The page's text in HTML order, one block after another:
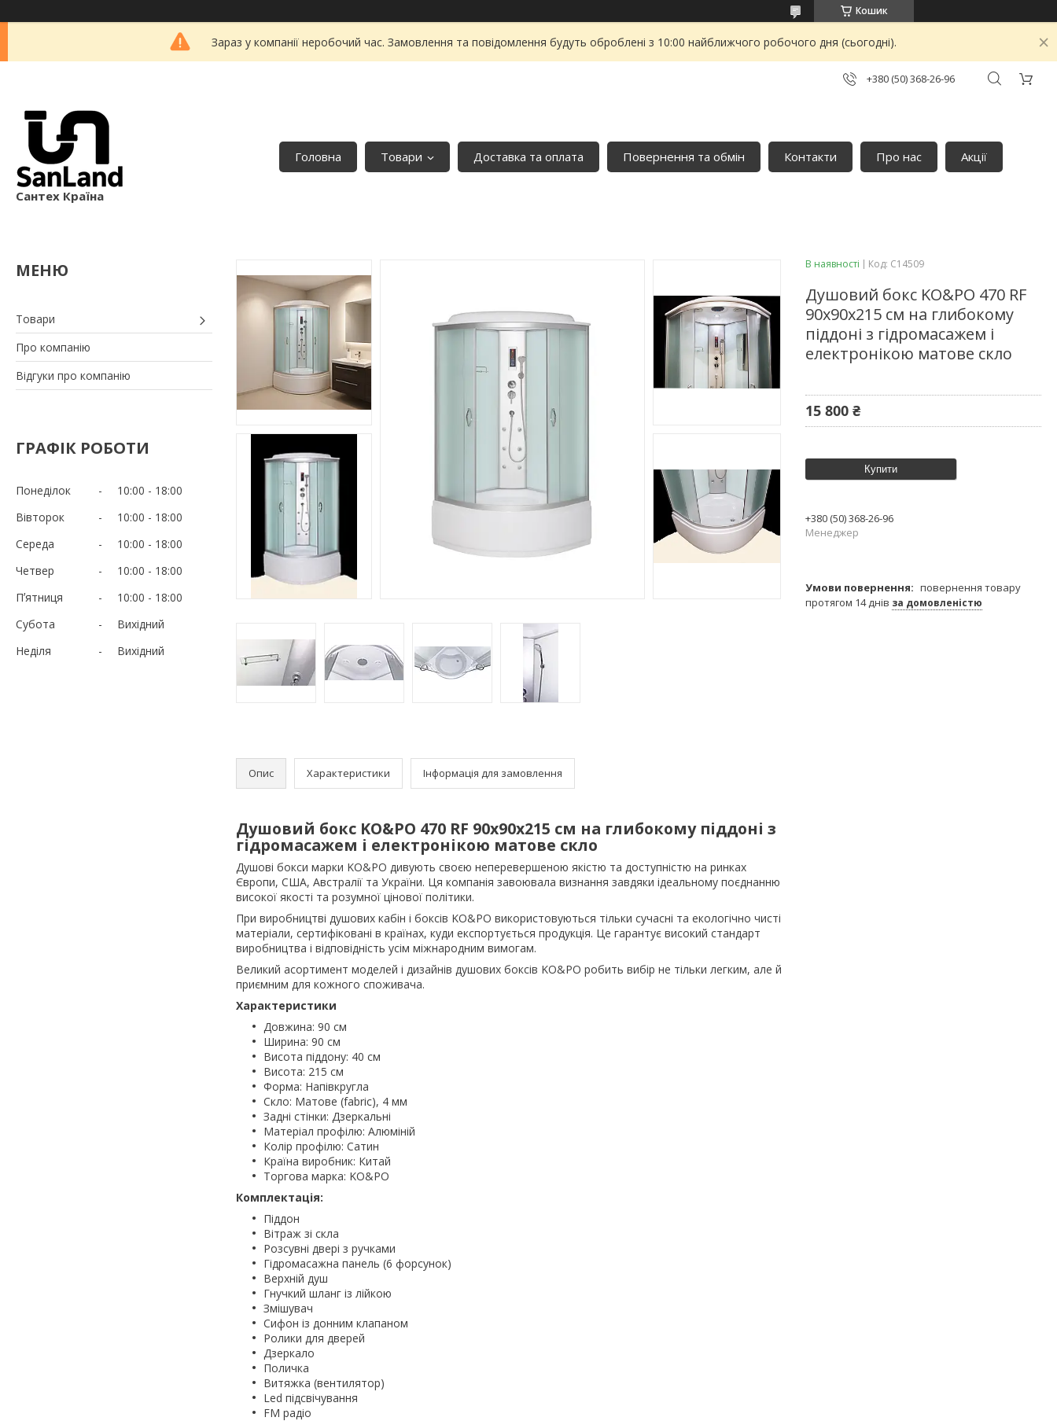
Кошик
Зараз у компанії неробочий час. Замовлення та повідомлення будуть оброблені з 10:00 найближчого робочого дня (сьогодні).
+380 (50) 368-26-96
Сантех Країна
Головна Товари Доставка та оплата Повернення та обмін Контакти Про нас Акції
Товари
Про компанію
Відгуки про компанію
ГРАФІК РОБОТИ
Понеділок 10:00
18:00
Вівторок
10:00
18:00
Середа
10:00
18:00
Четвер
10:00
18:00
Пʼятниця
10:00
18:00
Субота
Вихідний
Неділя
Вихідний
Опис Характеристики Інформація для замовлення
Душовий бокс KO&PO 470 RF 90х90х215 см на глибокому піддоні з
гідромасажем і електронікою матове скло
Душові бокси марки KO&PO дивують своєю неперевершеною якістю та доступністю на ринках
Європи, США, Австралії та України. Ця компанія завоювала визнання завдяки ідеальному поєднанню
високої якості та розумної цінової політики.
При виробництві душових кабін і боксів KO&PO використовуються тільки сучасні та екологічно чисті
матеріали, сертифіковані в країнах, куди експортується продукція. Це гарантує високий стандарт
виробництва і відповідність усім міжнародним вимогам.
Великий асортимент моделей і дизайнів душових боксів KO&PO робить вибір не тільки легким, але й
приємним для кожного споживача.
Характеристики
Довжина: 90 см
Ширина: 90 см
Висота піддону: 40 см
Висота: 215 см
Форма: Напівкругла
Скло: Матове (fabric), 4 мм
Задні стінки: Дзеркальні
Матеріал профілю: Алюміній
Колір профілю: Сатин
Країна виробник: Китай
Торгова марка: KO&PO
Комплектація:
Піддон
Вітраж зі скла
Розсувні двері з ручками
Гідромасажна панель (6 форсунок)
Верхній душ
Гнучкий шланг із лійкою
Змішувач
Сифон із донним клапаном
Ролики для дверей
Дзеркало
Поличка
Витяжка (вентилятор)
Led підсвічування
FM радіо
В наявності Код: C14509
Душовий бокс KO&PO 470 RF
90х90х215 см на глибокому
піддоні з гідромасажем і
електронікою матове скло
15 800 ₴
Купити
+380 (50) 368-26-96
Менеджер
повернення товару
протягом 14 днів за домовленістю